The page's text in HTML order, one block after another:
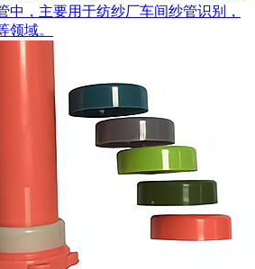
中，主要用于纺纱厂车间纱管识别，
领域。